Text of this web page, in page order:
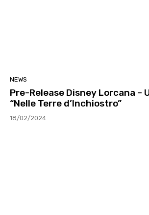
NEWS
Pre-Release Disney Lorcana –
“Nelle Terre d’Inchiostro”
18/02/2024